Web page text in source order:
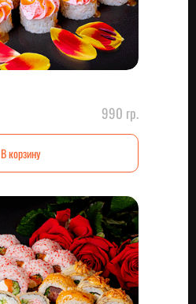
990 гр.
В корзину